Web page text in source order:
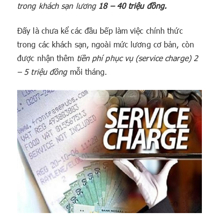
trong khách sạn lương 18 – 40 triệu đồng.
Đấy là chưa kể các đầu bếp làm việc chính thức
trong các khách sạn, ngoài mức lương cơ bản, còn
được nhận thêm tiền phí phục vụ (service charge) 2
– 5 triệu đồng mỗi tháng.